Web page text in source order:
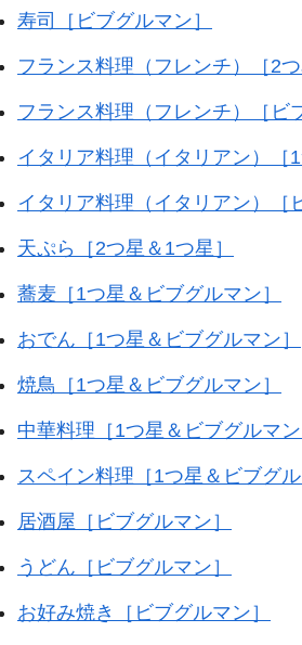
寿司［ビブグルマン］
フランス料理（フレンチ）［2つ
フランス料理（フレンチ）［ビ
イタリア料理（イタリアン）［1
イタリア料理（イタリアン）［
天ぷら［2つ星＆1つ星］
蕎麦［1つ星＆ビブグルマン］
おでん［1つ星＆ビブグルマン］
焼鳥［1つ星＆ビブグルマン］
中華料理［1つ星＆ビブグルマン
スペイン料理［1つ星＆ビブグル
居酒屋［ビブグルマン］
うどん［ビブグルマン］
お好み焼き［ビブグルマン］